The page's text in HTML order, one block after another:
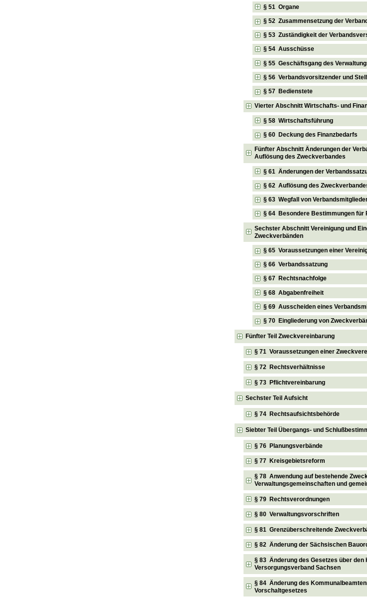
§ 51 Organe
§ 52 Zusammensetzung der
§ 53 Zuständigkeit der
§ 54 Ausschüsse
§ 55 Geschäftsgang des
§ 56 Verbandsvorsitzender und
§ 57 Bedienstete
Vierter Abschnitt Wirtschafts- und
§ 58 Wirtschaftsführung
§ 60 Deckung des Finanzbedarfs
Fünfter Abschnitt Änderungen der
Auflösung des Zweckverbandes
§ 61 Änderungen der
§ 62 Auflösung des
§ 63 Wegfall von
§ 64 Besondere Bestimmungen für
Sechster Abschnitt Vereinigung und
Zweckverbänden
§ 65 Voraussetzungen einer
§ 66 Verbandssatzung
§ 67 Rechtsnachfolge
§ 68 Abgabenfreiheit
§ 69 Ausscheiden eines
§ 70 Eingliederung von
Fünfter Teil Zweckvereinbarung
§ 71 Voraussetzungen einer
§ 72 Rechtsverhältnisse
§ 73 Pflichtvereinbarung
Sechster Teil Aufsicht
§ 74 Rechtsaufsichtsbehörde
Siebter Teil Übergangs- und
§ 76 Planungsverbände
§ 77 Kreisgebietsreform
§ 78 Anwendung auf bestehende
Verwaltungsgemeinschaften und
§ 79 Rechtsverordnungen
§ 80 Verwaltungsvorschriften
§ 81 Grenzüberschreitende
§ 82 Änderung der Sächsischen
§ 83 Änderung des Gesetzes über den
Versorgungsverband Sachsen
§ 84 Änderung des
Vorschaltgesetzes